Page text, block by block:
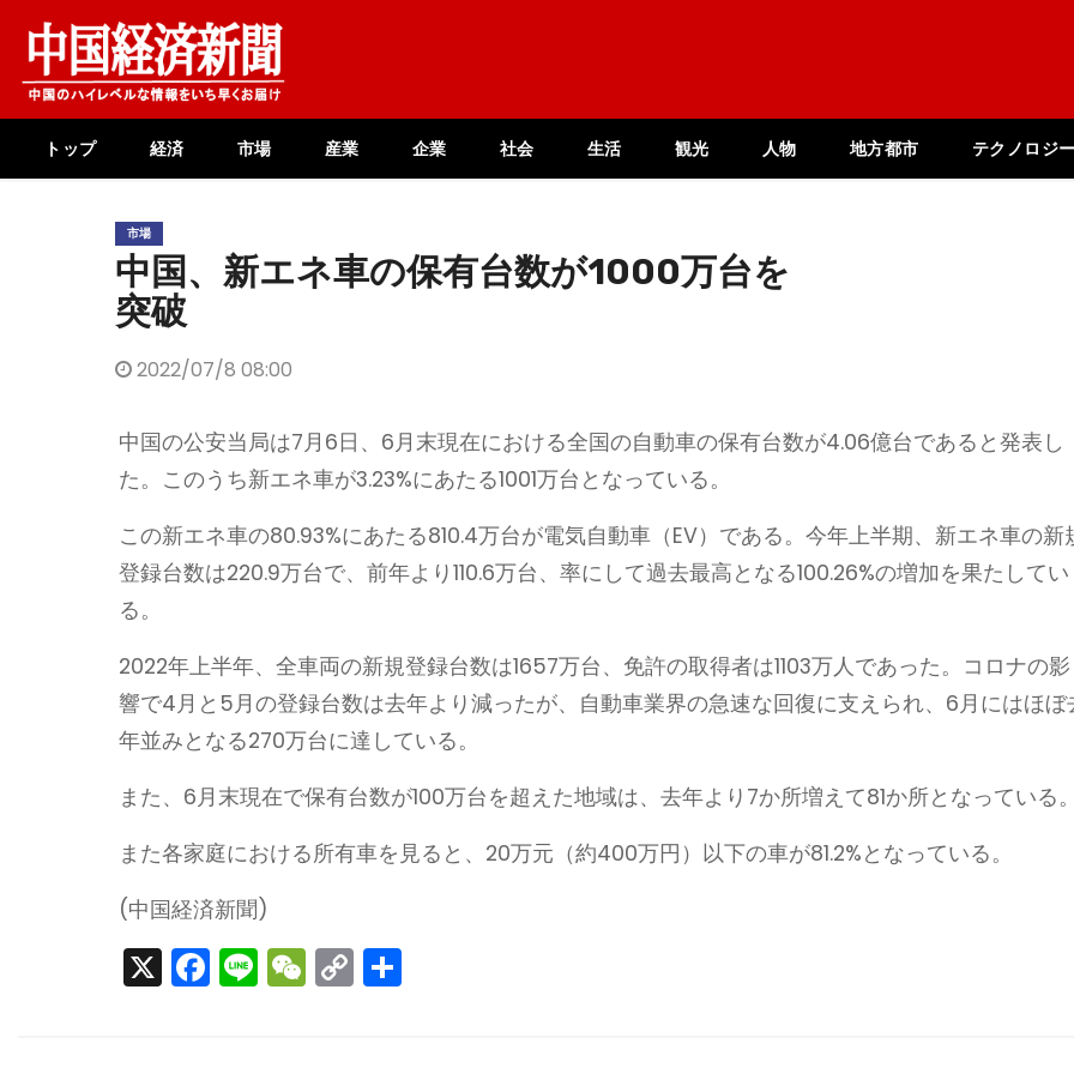
content
トップ 経済 市場 産業 企業 社会 生活 観光 人物 地方都市 テクノロジ
市場
中国、新エネ車の保有台数が1000万台を
突破
2022/07/8 08:00
中国の公安当局は7月6日、6月末現在における全国の自動車の保有台数が4.06億台であると発表し
た。このうち新エネ車が3.23%にあたる1001万台となっている。
この新エネ車の80.93%にあたる810.4万台が電気自動車（EV）である。今年上半期、新エネ車の新
登録台数は220.9万台で、前年より110.6万台、率にして過去最高となる100.26%の増加を果たしてい
る。
2022年上半年、全車両の新規登録台数は1657万台、免許の取得者は1103万人であった。コロナの影
響で4月と5月の登録台数は去年より減ったが、自動車業界の急速な回復に支えられ、6月にはほぼ
年並みとなる270万台に達している。
また、6月末現在で保有台数が100万台を超えた地域は、去年より7か所増えて81か所となっている
また各家庭における所有車を見ると、20万元（約400万円）以下の車が81.2%となっている。
(中国経済新聞)
X F
a
Li
n
W
e
C
o